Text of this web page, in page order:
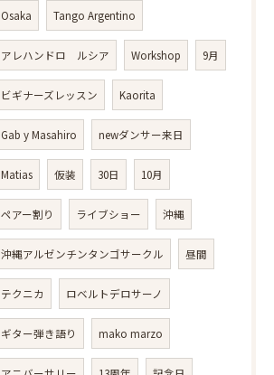
Osaka Tango Argentino
アレハンドロ ルシア Workshop 9月
ビギナーズレッスン Kaorita
Gab y Masahiro newダンサー来日
Matias 仮装 30日 10月
ペアー割り ライブショー 沖縄
沖縄アルゼンチンタンゴサークル 昼間
テクニカ ロベルトデロサーノ
ギター弾き語り mako marzo